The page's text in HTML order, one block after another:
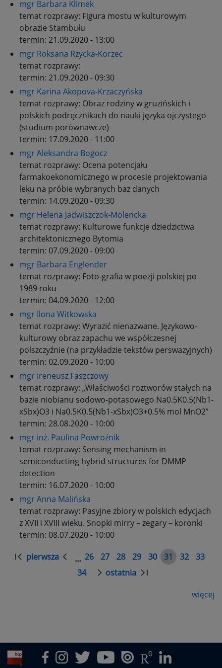
mgr Barbara Klimek
temat rozprawy: Figura mostu w kulturowym
obrazie Stambułu
termin: 21.09.2020 - 13:00
mgr Roksana Rzycka-Korzec
temat rozprawy:
termin: 21.09.2020 - 09:30
mgr Karina Akopova-Krzaczyńska
temat rozprawy: Obraz rodziny w gruzińskich i
polskich podręcznikach do nauki języka ojczystego
(studium porównawcze)
termin: 17.09.2020 - 11:00
mgr Aleksandra Bogocz
temat rozprawy: Ocena potencjału
farmakoekonomicznego w procesie projektowania
leku na próbie wybranych baz danych
termin: 14.09.2020 - 09:30
mgr Helena Jadwiszczok-Molencka
temat rozprawy: Kulturowe funkcje dziedzictwa
architektonicznego Bytomia
termin: 07.09.2020 - 09:00
mgr Barbara Englender
temat rozprawy: Foto-grafia w poezji polskiej po
1989 roku
termin: 04.09.2020 - 12:00
mgr Ilona Witkowska
temat rozprawy: Wyrazić nienazwane. Językowo-
kulturowy obraz zapachu we współczesnej
polszczyźnie (na przykładzie tekstów perswazyjnych)
termin: 02.09.2020 - 10:00
mgr Ireneusz Faszczowy
temat rozprawy: „Właściwości roztworów stałych na
bazie niobianu sodowo-potasowego Na0.5K0.5(Nb1-
xSbx)O3 i Na0.5K0.5(Nb1-xSbx)O3+0.5% mol MnO2”
termin: 28.08.2020 - 10:00
mgr inż. Paulina Powroźnik
temat rozprawy: Sensing mechanism in
semiconducting hybrid structures for DMMP
detection
termin: 16.07.2020 - 10:00
mgr Anna Malińska
temat rozprawy: Pasyjne zbiory w polskich edycjach
z XVII i XVIII wieku. Snopki mirry – zegary – koronki
termin: 08.07.2020 - 10:00
Stronicowanie
Pierwsza
pierwsza Poprzednia
strona
… Strona
26 Strona
27 Strona
28 Strona
29 Strona
30 Strona
31 Strona
32
33
Strona
34 NastępnaOstatnia
ostatnia
więcej